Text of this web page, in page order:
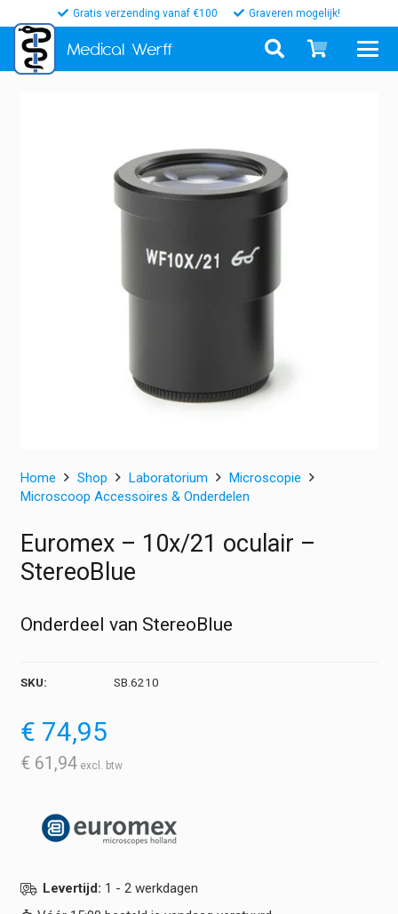
Gratis verzending vanaf €100 Graveren mogelijk!
Medical Werff
Home Shop Laboratorium
Microscopie
Microscoop Accessoires & Onderdelen
Euromex – 10x/21 oculair –
StereoBlue
Onderdeel van StereoBlue
SKU: SB.6210
€ 74,95
€ 61,94
Levertijd: 1 - 2 werkdagen